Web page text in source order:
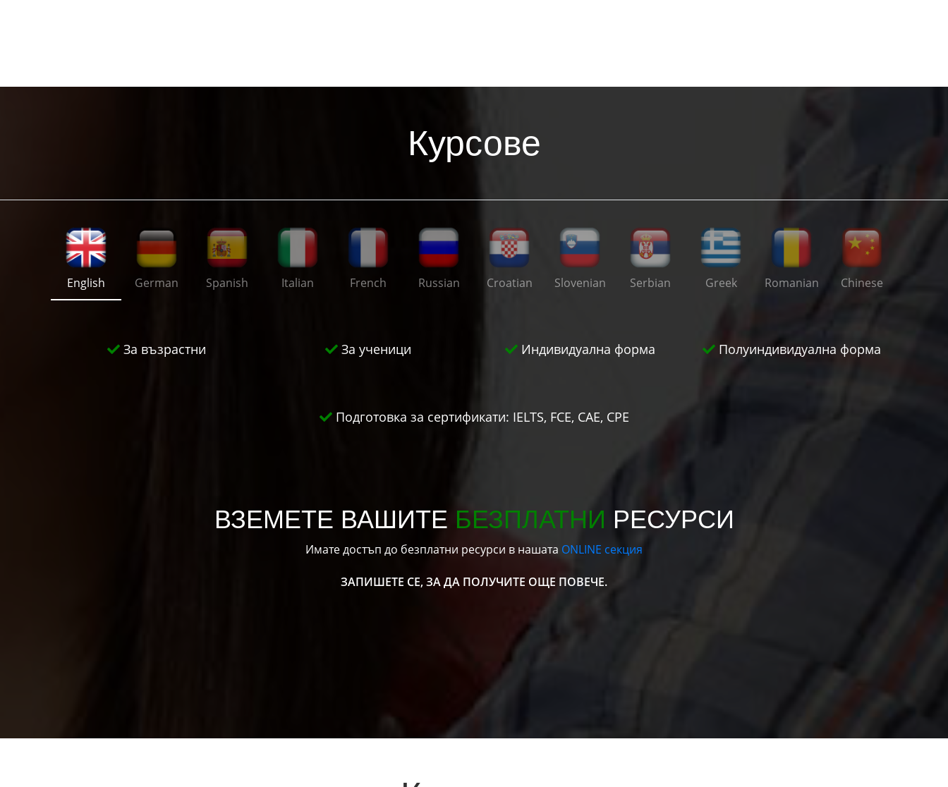
Курсове
English German Spanish Italian French Russian Croatian Slovenian Serbian Greek Romanian Chinese
За възрастни За ученици Индивидуална форма Полуиндивидуална форма
Подготовка за сертификати: IELTS, FCE, CAE, CPE
ВЗЕМЕТЕ ВАШИТЕ БЕЗПЛАТНИ РЕСУРСИ
Имате достъп до безплатни ресурси в нашата ONLINE секция
ЗАПИШЕТЕ СЕ,ЗА ДА ПОЛУЧИТЕ ОЩЕ ПОВЕЧЕ.